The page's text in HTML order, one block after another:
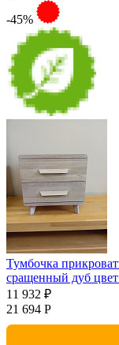
-45%
Тумбочка
сращенный дуб
11 932 ₽
21 694 Р